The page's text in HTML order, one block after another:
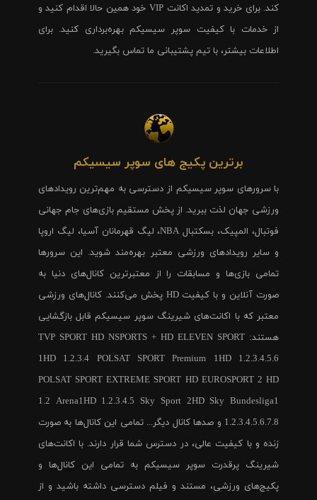
کند. برای خرید و تمدید اکانت VIP خود همین حالا اقدام کنید و
از خدمات با کیفیت سوپر سیسیکم بهره‌برداری کنید. برای
اطلاعات بیشتر، با تیم پشتیبانی ما تماس بگیرید.
برترین پکیج های سوپر سیسیکم
با سرورهای سوپر سیسیکم از دسترسی به مهم‌ترین رویدادهای
ورزشی جهان لذت ببرید. از پخش مستقیم بازی‌های جام جهانی
فوتبال، المپیک، بسکتبال NBA، لیگ قهرمانان آسیا، لیگ اروپا
و سایر رویدادهای ورزشی معتبر بهره‌مند شوید. این سرورها
تمامی بازی‌ها و مسابقات را از معتبرترین کانال‌های دنیا به
صورت آنلاین و با کیفیت HD پخش می‌کنند. کانال‌های ورزشی
معتبر که با اکانت‌های شیرینگ سوپر سیسیکم قابل بازگشایی
هستند: TVP SPORT HD NSPORTS + HD ELEVEN SPORT
1HD 1.2.3.4 POLSAT SPORT Premium 1HD 1.2.3.4.5.6
POLSAT SPORT EXTREME SPORT HD EUROSPORT 2 HD
1.2 Arena1HD 1.2.3.4.5 Sky Sport 2HD Sky Bundesliga1
1.2.3.4.5.6.7.8 و صدها کانال دیگر... تمامی این کانال‌ها به صورت
زنده و با کیفیت عالی، در دسترس شما قرار دارند. با اکانت‌های
شیرینگ پرقدرت سوپر سیسیکم به تمامی این کانال‌ها و
پکیج‌های ورزشی، مستند و فیلم دسترسی داشته باشید و از